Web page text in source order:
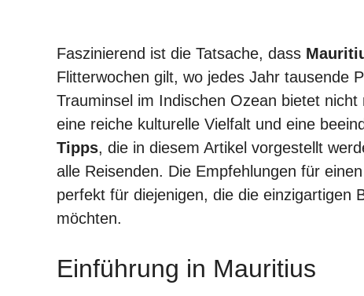
Faszinierend ist die Tatsache, dass
Flitterwochen gilt, wo jedes Jahr tausende
Trauminsel im Indischen Ozean bietet
eine reiche kulturelle Vielfalt und eine
Tipps, die in diesem Artikel vorgestellt
alle Reisenden. Die Empfehlungen für
perfekt für diejenigen, die die einzigartigen
möchten.
Einführung in Mauritius